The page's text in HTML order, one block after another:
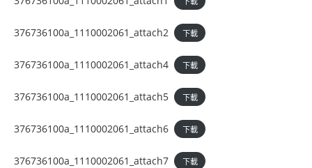
376736100a_1110002061_attach2 下載
376736100a_1110002061_attach4 下載
376736100a_1110002061_attach5 下載
376736100a_1110002061_attach6 下載
376736100a_1110002061_attach7 下載